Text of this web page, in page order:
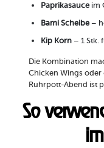
Paprikasauceim
Bami Scheibe–
Kip Korn– 1 Stk.
Die Kombination
Chicken Wings
Ruhrpott-Abend ist
So